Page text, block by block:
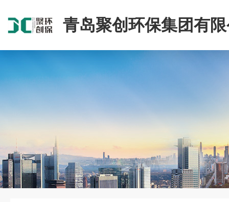
青岛聚创环保集团有